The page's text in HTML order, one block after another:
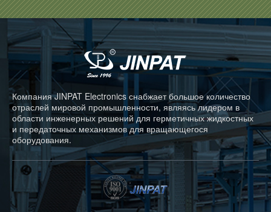
Компания JINPAT Electronics снабжает большое количество
отраслей мировой промышленности, являясь лидером в
области инженерных решений для герметичных жидкостных
и передаточных механизмов для вращающегося
оборудования.